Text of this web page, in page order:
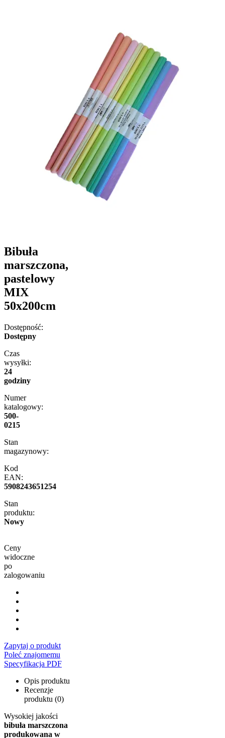
Bibuła
marszczona,
pastelowy
MIX
50x200cm
Dostępność:
Dostępny
Czas
wysyłki:
24
godziny
Numer
katalogowy:
500-
0215
Stan
magazynowy:
Kod
EAN:
5908243651254
Stan
produktu:
Nowy
Ceny
widoczne
po
zalogowaniu
Zapytaj o produkt
Poleć znajomemu
Specyfikacja PDF
Opis produktu
Recenzje
produktu (0)
Wysokiej jakości
bibuła marszczona
produkowana w